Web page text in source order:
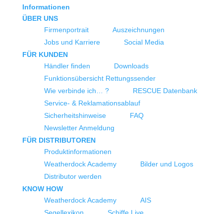
Informationen
ÜBER UNS
Firmenportrait
Auszeichnungen
Jobs und Karriere
Social Media
FÜR KUNDEN
Händler finden
Downloads
Funktionsübersicht Rettungssender
Wie verbinde ich… ?
RESCUE Datenbank
Service- & Reklamationsablauf
Sicherheitshinweise
FAQ
Newsletter Anmeldung
FÜR DISTRIBUTOREN
Produktinformationen
Weatherdock Academy
Bilder und Logos
Distributor werden
KNOW HOW
Weatherdock Academy
AIS
Segellexikon
Schiffe Live